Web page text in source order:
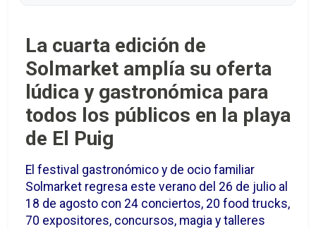
La cuarta edición de
Solmarket amplía su oferta
lúdica y gastronómica para
todos los públicos en la playa
de El Puig
El festival gastronómico y de ocio familiar
Solmarket regresa este verano del 26 de julio al
18 de agosto con 24 conciertos, 20 food trucks,
70 expositores, concursos, magia y talleres